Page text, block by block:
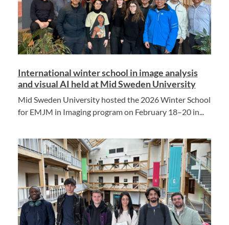
International winter school in image analysis
and visual AI held at Mid Sweden University
Mid Sweden University hosted the 2026 Winter School
for EMJM in Imaging program on February 18–20 in...